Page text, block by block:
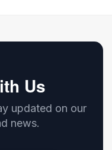
Us
updated on our
news.